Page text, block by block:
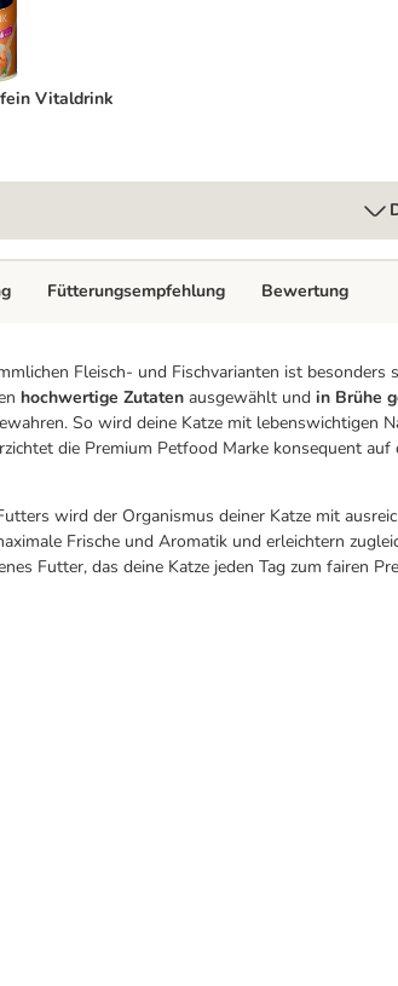
Vitaldrink
Fleisch- und Fischvarianten ist besonders
hochwertige Zutaten ausgewählt und in Brühe
So wird deine Katze mit lebenswichtigen
die Premium Petfood Marke konsequent auf
wird der Organismus deiner Katze mit
Frische und Aromatik und erleichtern
Futter, das deine Katze jeden Tag zum fairen
Fütterungsempfehlung Bewertung